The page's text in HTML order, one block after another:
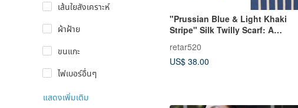
เส้นใยสังเคราะห์
ผ้าฝ้าย
ขนแกะ
ไฟเบอร์อื่นๆ
แสดงเพิ่มเติม
"Prussian Blue & Light Khaki
Stripe" Silk Twilly Scarf: A
mulberry silk, perfect as a hair tie
or a sash.
retar520
US$ 38.00